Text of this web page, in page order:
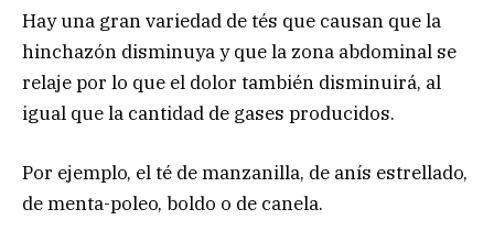
Hay una gran variedad de tés que causan que la
hinchazón disminuya y que la zona abdominal se
relaje por lo que el dolor también disminuirá, al
igual que la cantidad de gases producidos.
Por ejemplo, el té de manzanilla, de anís estrellado,
de menta-poleo, boldo o de canela.